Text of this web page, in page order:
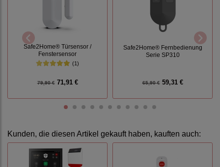
Safe2Home® Türsensor /
Fenstersensor
(1)
79,90 €71,91 €
Safe2Home® Fernbedienung
Serie SP310
65,90 €59,31 €
Kunden, die diesen Artikel gekauft haben, kauften auch: